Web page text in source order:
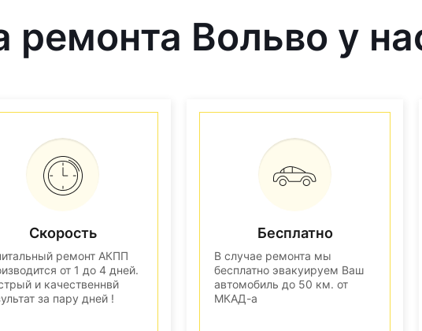
Вольво у
Скорость
ремонт АКПП
от 1 до 4 дней.
и качественнвй
за пару дней !
Бесплатно
В случае ремонта мы
бесплатно эвакуируем Ваш
автомобиль до 50 км. от
МКАД-а